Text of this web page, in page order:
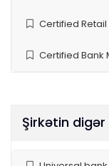
Certified
Certified Bank
Şirkətin